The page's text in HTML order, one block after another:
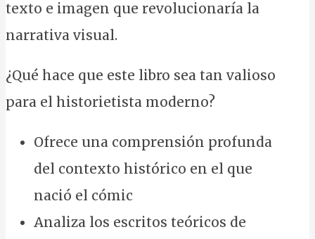
texto e imagen que revolucionaría la
narrativa visual.
¿Qué hace que este libro sea tan valioso
para el historietista moderno?
Ofrece una comprensión profunda
del contexto histórico en el que
nació el cómic
Analiza los escritos teóricos de